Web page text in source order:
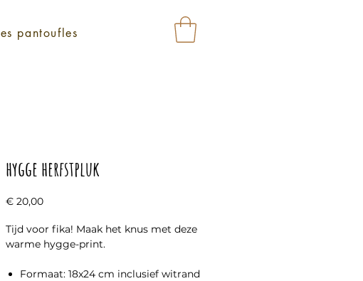
les pantoufles
hygge herfstpluk
€ 20,00Prijs
Tijd voor fika! Maak het knus met deze
warme hygge-print.
Formaat: 18x24 cm inclusief witrand